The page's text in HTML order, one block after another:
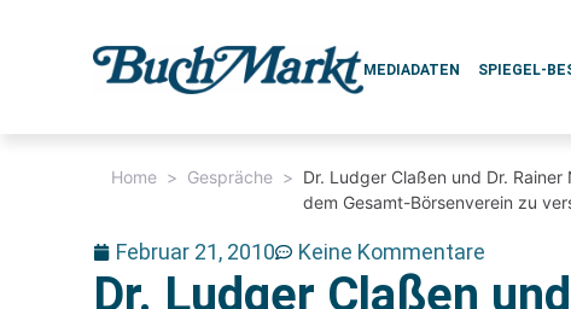
MEDIADATEN SPIEGEL-
Home > Gespräche > Dr. Ludger Claßen und Dr.
dem Gesamt-Börsenverein zu
Februar 21, 2010 Keine Kommentare
Dr. Ludger Claßen